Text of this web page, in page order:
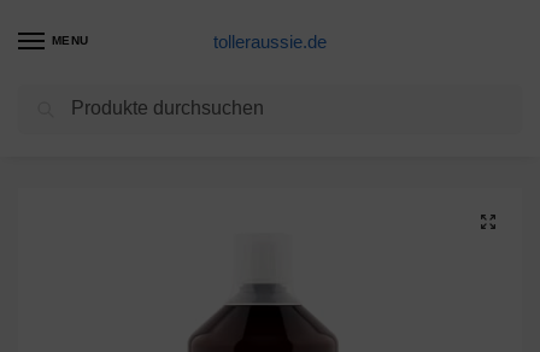
MENU tolleraussie.de
Hunde Nahrungsergänzung Produkte